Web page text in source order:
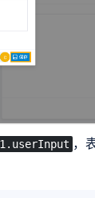
，